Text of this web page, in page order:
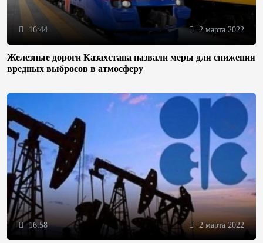
16:44 2 марта 2022
Железные дороги Казахстана назвали меры для снижения
вредных выбросов в атмосферу
16:58 2 марта 2022